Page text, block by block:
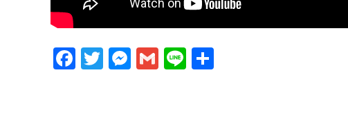
F T MG Li 共